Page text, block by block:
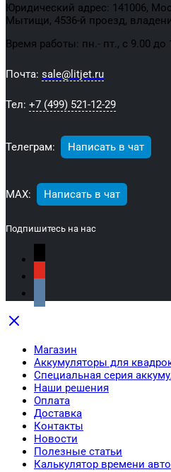
Юридический адрес: 141006,
Мытищи, 4536-й проезд,
Время работы: пн.- пт., с 9.00 до
Почта: sale@litjet.ru
Тел: +7 (499) 521-12-29
Телеграм: Написать в чат
МАХ: Написать в чат
Подпишитесь на нас
Магазин
Аккумуляторы для
Специальная серия
Наши решения
Оплата
Доставка
Контакты
Новости
Полезные статьи
Калькулятор времени